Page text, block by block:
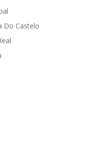
Do Castelo